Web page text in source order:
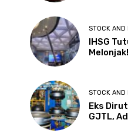
STOCK AND
IHSG
STOCK AND
Eks
GJTL,